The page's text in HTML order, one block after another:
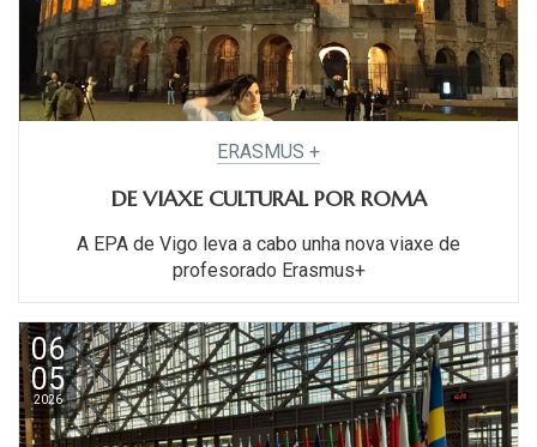
ERASMUS +
DE VIAXE CULTURAL POR ROMA
A EPA de Vigo leva a cabo unha nova viaxe de
profesorado Erasmus+
06
05
2026